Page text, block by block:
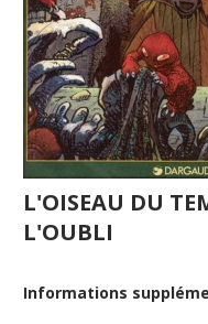
L'OISEAU DU
L'OUBLI
Informations